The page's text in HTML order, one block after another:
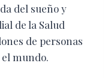
del sueño y
de la Salud
de personas
mundo.